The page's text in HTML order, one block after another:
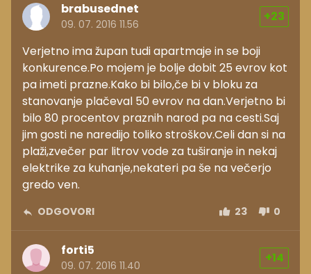
brabusednet
09. 07. 2016 11.56
+23
Verjetno ima župan tudi apartmaje in se boji
konkurence.Po mojem je bolje dobit 25 evrov kot
pa imeti prazne.Kako bi bilo,če bi v bloku za
stanovanje plačeval 50 evrov na dan.Verjetno bi
bilo 80 procentov praznih narod pa na cesti.Saj
jim gosti ne naredijo toliko stroškov.Celi dan si na
plaži,zvečer par litrov vode za tuširanje in nekaj
elektrike za kuhanje,nekateri pa še na večerjo
gredo ven.
ODGOVORI 23 0
forti5
09. 07. 2016 11.40
+14